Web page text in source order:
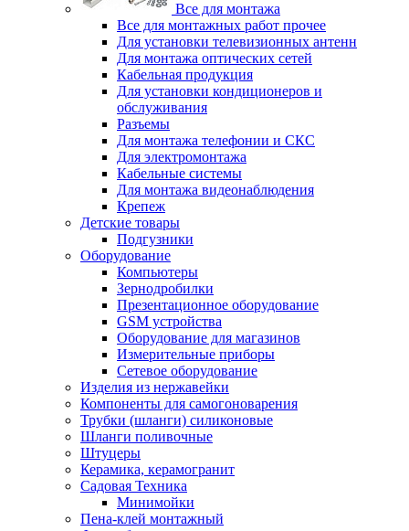
Все для монтажа
Все для монтажных работ прочее
Для установки телевизионных антенн
Для монтажа оптических сетей
Кабельная продукция
Для установки кондиционеров и
обслуживания
Разъемы
Для монтажа телефонии и СКС
Для электромонтажа
Кабельные системы
Для монтажа видеонаблюдения
Крепеж
Детские товары
Подгузники
Оборудование
Компьютеры
Зернодробилки
Презентационное оборудование
GSM устройства
Оборудование для магазинов
Измерительные приборы
Сетевое оборудование
Изделия из нержавейки
Компоненты для самогоноварения
Трубки (шланги) силиконовые
Шланги поливочные
Штуцеры
Керамика, керамогранит
Садовая Техника
Минимойки
Пена-клей монтажный